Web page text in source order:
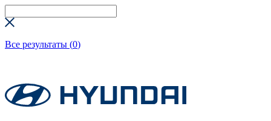
Все результаты (0)